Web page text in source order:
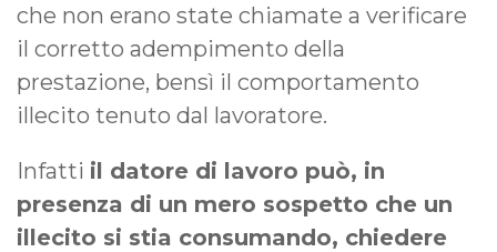
che non erano state chiamate a verificare
il corretto adempimento della
prestazione, bensì il comportamento
illecito tenuto dal lavoratore.
Infatti il datore di lavoro può, in
presenza di un mero sospetto che un
illecito si stia consumando, chiedere